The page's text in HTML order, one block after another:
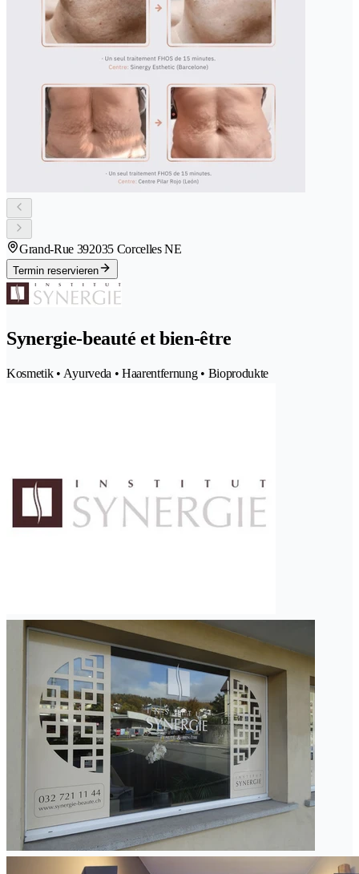
Grand-Rue 392035 Corcelles NE
Termin reservieren
Synergie-beauté et bien-être
Kosmetik • Ayurveda • Haarentfernung • Bioprodukte